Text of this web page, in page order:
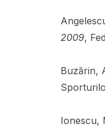
2009,
Buzărin,
Ionescu,